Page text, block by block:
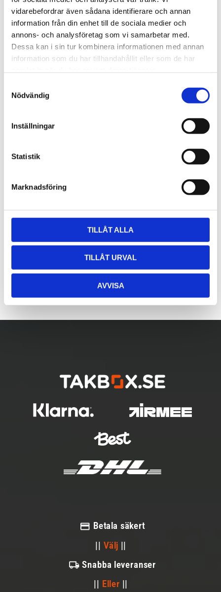
vidarebefordrar även sådana identifierare och annan
information från din enhet till de sociala medier och
annons- och analysföretag som vi samarbetar med.
Dessa kan i sin tur kombinera informationen med annan
information som du har tillhandahållit eller som de har
Nödvändig
Inställningar
Statistik
Marknadsföring
TILLÅT ALLA
TILLÅT URVAL
AVVISA
Lättmonterad
lasthållarfot för Thule Evo-
takräcken, för fordon med
integrerad reling.
1 795 kr
1 975 kr
720600
Lättmonterad
lasthållarfot för Thule
Edge-takräcken, för
fordon med integrerad
reling.
2 525kr
2 635kr
Betala säkert
|| Välj ||
Snabba leveranser
|| Eller ||